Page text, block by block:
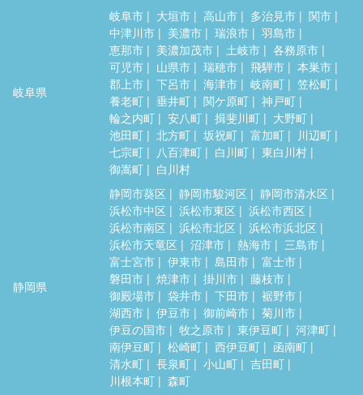
岐阜県
岐阜市 大垣市 高山市 多治見市
関市
中津川市
美濃市 瑞浪市
羽島市
恵那市
美濃加茂市 土岐市
各務原市
可児市
山県市 瑞穂市 飛騨市
本巣市
郡上市
下呂市 海津市 岐南町
笠松町
養老町
垂井町 関ケ原町
神戸町
輪之内町
安八町 揖斐川町
大野町
池田町
北方町 坂祝町 富加町
川辺町
七宗町
八百津町 白川町
東白川村
御嵩町
白川村
静岡県
静岡市葵区 静岡市駿河区
静岡市清水区
浜松市中区
浜松市東区
浜松市西区
浜松市南区
浜松市北区
浜松市浜北区
浜松市天竜区
沼津市 熱海市
三島市
富士宮市
伊東市 島田市
富士市
磐田市
焼津市 掛川市
藤枝市
御殿場市
袋井市 下田市
裾野市
湖西市
伊豆市 御前崎市
菊川市
伊豆の国市
牧之原市 東伊豆町
河津町
南伊豆町
松崎町 西伊豆町
函南町
清水町
長泉町 小山町
吉田町
川根本町
森町